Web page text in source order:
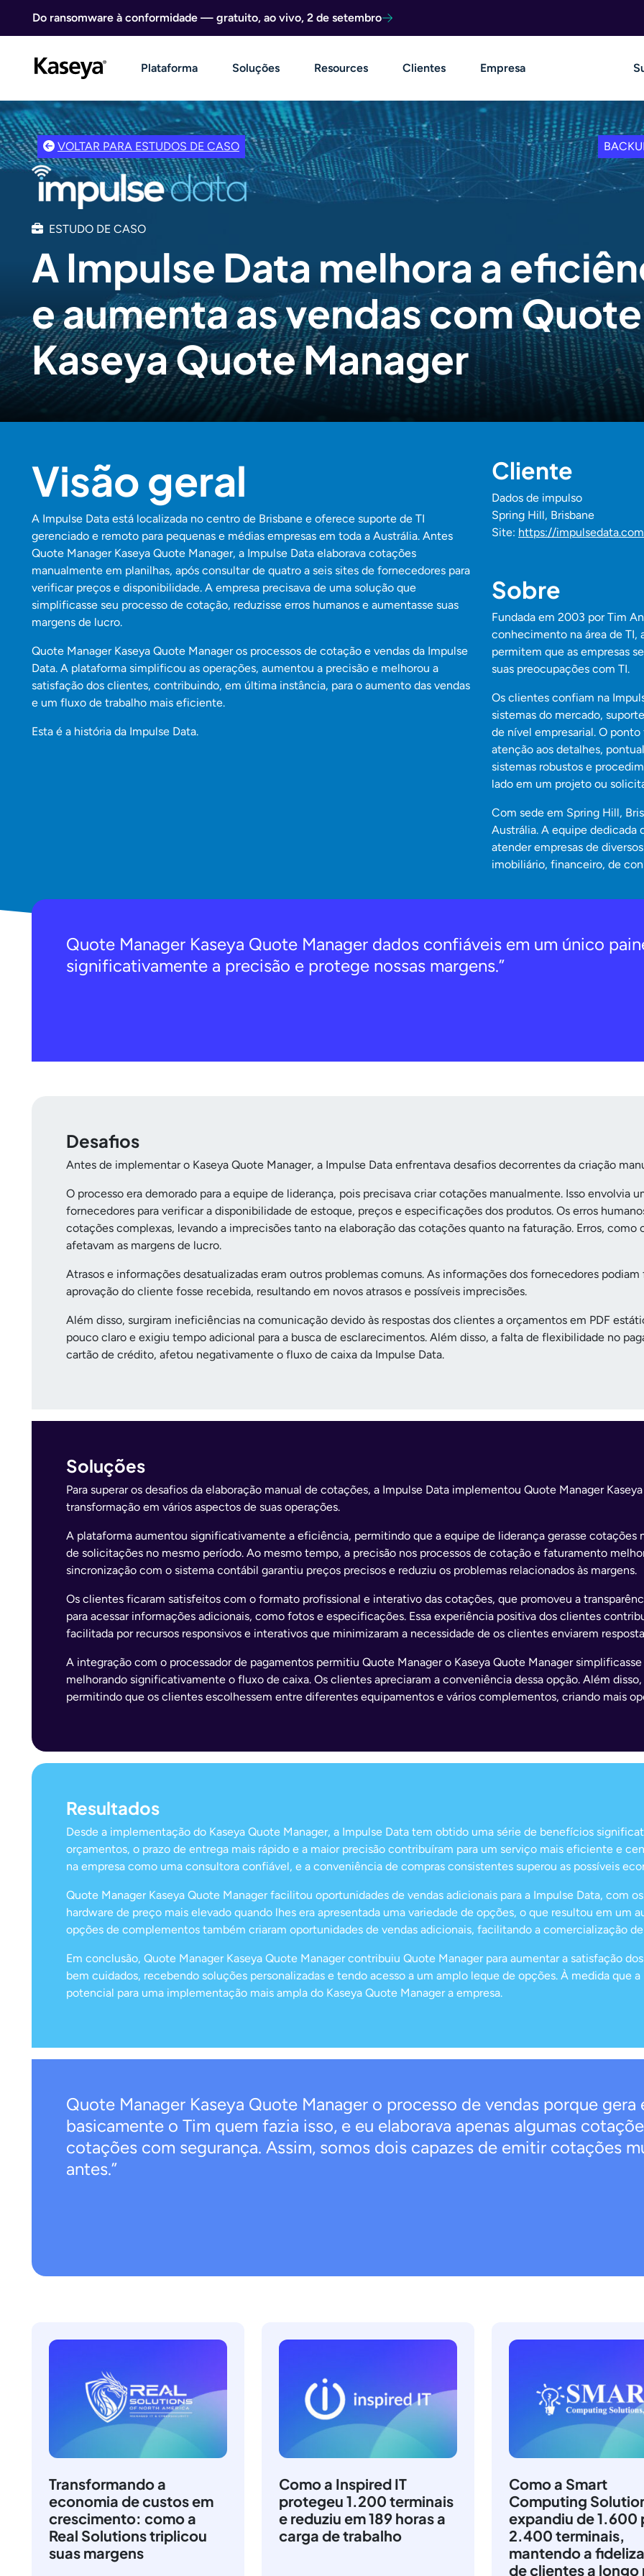
Do ransomware à conformidade — gratuito, ao vivo, 2 de setembro
Plataforma Soluções Resources Clientes Empresa
VOLTAR PARA ESTUDOS DE CASO
ESTUDO DE CASO
A Impulse Data melhora a
e aumenta as vendas com
Kaseya Quote Manager
Visão geral
A Impulse Data está localizada no centro de Brisbane e oferece suporte de TI
gerenciado e remoto para pequenas e médias empresas em toda a Austrália. Antes
Quote Manager Kaseya Quote Manager, a Impulse Data elaborava cotações
manualmente em planilhas, após consultar de quatro a seis sites de fornecedores para
verificar preços e disponibilidade. A empresa precisava de uma solução que
simplificasse seu processo de cotação, reduzisse erros humanos e aumentasse suas
margens de lucro.
Quote Manager Kaseya Quote Manager os processos de cotação e vendas da Impulse
Data. A plataforma simplificou as operações, aumentou a precisão e melhorou a
satisfação dos clientes, contribuindo, em última instância, para o aumento das vendas
e um fluxo de trabalho mais eficiente.
Esta é a história da Impulse Data.
Cliente
Dados de impulso
Spring Hill, Brisbane
Site: https://
Sobre
Fundada em 2003 por Tim
conhecimento na área de TI,
permitem que as empresas
suas preocupações com TI.
Os clientes confiam na
sistemas do mercado,
de nível empresarial. O
atenção aos detalhes,
sistemas robustos e
lado em um projeto ou
Com sede em Spring Hill,
Austrália. A equipe dedicada
atender empresas de
imobiliário, financeiro, de
Quote Manager Kaseya Quote Manager dados confiáveis em um único
significativamente a precisão e protege nossas margens.”
Desafios
Antes de implementar o Kaseya Quote Manager, a Impulse Data enfrentava desafios decorrentes da criação
O processo era demorado para a equipe de liderança, pois precisava criar cotações manualmente. Isso envolvia
fornecedores para verificar a disponibilidade de estoque, preços e especificações dos produtos. Os erros
cotações complexas, levando a imprecisões tanto na elaboração das cotações quanto na faturação. Erros,
afetavam as margens de lucro.
Atrasos e informações desatualizadas eram outros problemas comuns. As informações dos fornecedores
aprovação do cliente fosse recebida, resultando em novos atrasos e possíveis imprecisões.
Além disso, surgiram ineficiências na comunicação devido às respostas dos clientes a orçamentos em PDF
pouco claro e exigiu tempo adicional para a busca de esclarecimentos. Além disso, a falta de flexibilidade no
cartão de crédito, afetou negativamente o fluxo de caixa da Impulse Data.
Soluções
Para superar os desafios da elaboração manual de cotações, a Impulse Data implementou Quote Manager
transformação em vários aspectos de suas operações.
A plataforma aumentou significativamente a eficiência, permitindo que a equipe de liderança gerasse cotações
de solicitações no mesmo período. Ao mesmo tempo, a precisão nos processos de cotação e faturamento
sincronização com o sistema contábil garantiu preços precisos e reduziu os problemas relacionados às margens.
Os clientes ficaram satisfeitos com o formato profissional e interativo das cotações, que promoveu a
para acessar informações adicionais, como fotos e especificações. Essa experiência positiva dos clientes
facilitada por recursos responsivos e interativos que minimizaram a necessidade de os clientes enviarem
A integração com o processador de pagamentos permitiu Quote Manager o Kaseya Quote Manager
melhorando significativamente o fluxo de caixa. Os clientes apreciaram a conveniência dessa opção. Além
permitindo que os clientes escolhessem entre diferentes equipamentos e vários complementos, criando mais
Resultados
Desde a implementação do Kaseya Quote Manager, a Impulse Data tem obtido uma série de benefícios
orçamentos, o prazo de entrega mais rápido e a maior precisão contribuíram para um serviço mais eficiente e
na empresa como uma consultora confiável, e a conveniência de compras consistentes superou as possíveis
Quote Manager Kaseya Quote Manager facilitou oportunidades de vendas adicionais para a Impulse Data, com
hardware de preço mais elevado quando lhes era apresentada uma variedade de opções, o que resultou em um
opções de complementos também criaram oportunidades de vendas adicionais, facilitando a comercialização
Em conclusão, Quote Manager Kaseya Quote Manager contribuiu Quote Manager para aumentar a satisfação
bem cuidados, recebendo soluções personalizadas e tendo acesso a um amplo leque de opções. À medida que
potencial para uma implementação mais ampla do Kaseya Quote Manager a empresa.
Quote Manager Kaseya Quote Manager o processo de vendas porque
basicamente o Tim quem fazia isso, e eu elaborava apenas algumas
cotações com segurança. Assim, somos dois capazes de emitir cotações
antes.”
Transformando a
economia de custos em
crescimento: como a
Real Solutions triplicou
suas margens
Como a Inspired IT
protegeu 1.200 terminais
e reduziu em 189 horas a
carga de trabalho
Como a Smart
Computing
expandiu de 1.600
2.400 terminais,
mantendo a
de clientes a